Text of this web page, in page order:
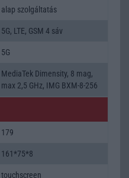
alap szolgáltatás
5G, LTE, GSM 4 sáv
5G
MediaTek Dimensity, 8 mag,
max 2,5 GHz, IMG BXM-8-256
179
161*75*8
touchscreen